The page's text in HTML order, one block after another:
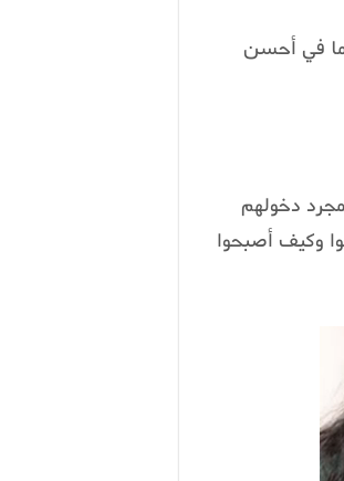
في أحسن
دخولهم
وكيف أصبحوا